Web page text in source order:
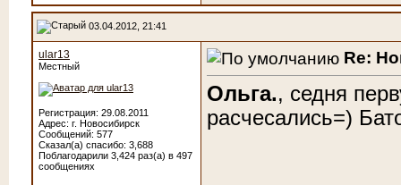
03.04.2012, 21:41
ular13
Местный
Регистрация: 29.08.2011
Адрес: г. Новосибирск
Сообщений: 577
Сказал(а) спасибо: 3,688
Поблагодарили 3,424 раз(а) в 497
сообщениях
Re:
Ольга., седня
расчесались=)